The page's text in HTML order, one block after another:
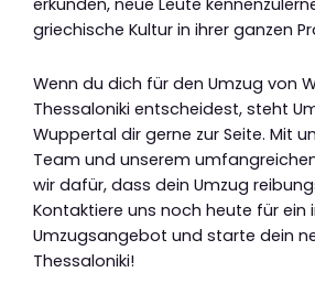
erkunden, neue Leute
griechische Kultur in ihrer ganzen
Wenn du dich für den Umzug von
Thessaloniki entscheidest, steht
Wuppertal dir gerne zur Seite. Mit
Team und unserem
wir dafür, dass dein Umzug
Kontaktiere uns noch heute für ein
Umzugsangebot und starte dein
Thessaloniki!